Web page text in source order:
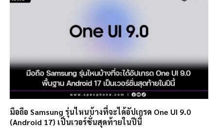
มือถือ Samsung รุ่นไหนบ้างที่จะได้อัปเกรด One UI 9.0
(Android 17) เป็นเวอร์ชั่นสุดท้ายในปีนี้